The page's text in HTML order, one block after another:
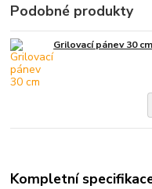
Podobné produkty
Grilovací pánev 30 cm
Kompletní